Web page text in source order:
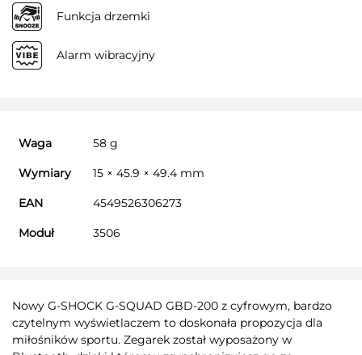
Funkcja drzemki
Alarm wibracyjny
Waga 58 g
Wymiary 15 × 45.9 × 49.4 mm
EAN 4549526306273
Moduł 3506
Nowy G-SHOCK G-SQUAD GBD-200 z cyfrowym, bardzo
czytelnym wyświetlaczem to doskonała propozycja dla
miłośników sportu. Zegarek został wyposażony w